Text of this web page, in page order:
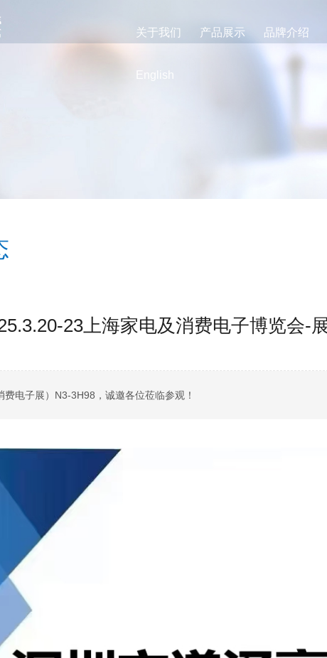
关于我们 产品展示 品牌介绍
English
23上海家电及消费电子博览会-
费电子展）N3-3H98，诚邀各位莅临参观！